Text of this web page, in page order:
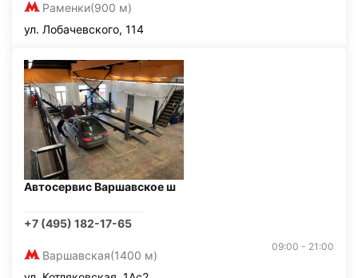
Раменки(900 м)
ул. Лобачевского, 114
Автосервис Варшавское ш
+7 (495) 182-17-65
Варшавская(1400 м)
09:00 - 21:00